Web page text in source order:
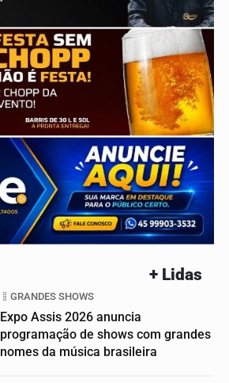
+ Lidas
GRANDES SHOWS
Expo Assis 2026 anuncia
programação de shows com grandes
nomes da música brasileira